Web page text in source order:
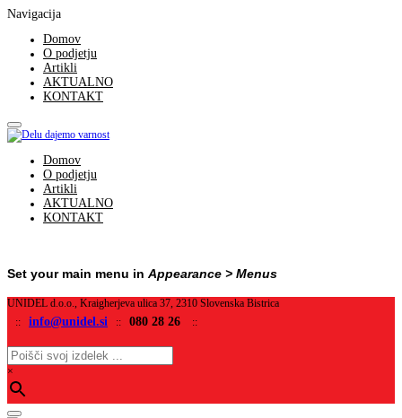
Navigacija
Domov
O podjetju
Artikli
AKTUALNO
KONTAKT
Domov
O podjetju
Artikli
AKTUALNO
KONTAKT
Set your main menu in Appearance > Menus
UNIDEL d.o.o., Kraigherjeva ulica 37, 2310 Slovenska Bistrica
:: info@unidel.si :: 080 28 26 ::
×